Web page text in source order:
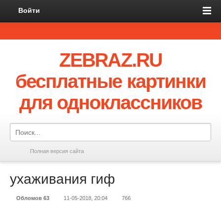
Войти
ZEBRAZ.RU
бесплатные картинки
для одноклассников
Полная версия сайта
ухаживания гиф
Обломов 63 11-05-2018, 20:04 766